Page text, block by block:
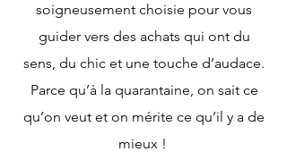
soigneusement choisie pour vous
guider vers des achats qui ont du
sens, du chic et une touche d’audace.
Parce qu’à la quarantaine, on sait ce
qu’on veut et on mérite ce qu’il y a de
mieux !